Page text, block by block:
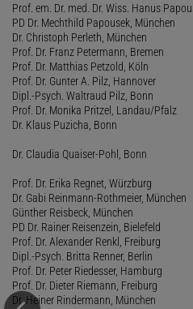
Prof. em. Dr. med. Dr. Wiss. Hanus
PD Dr. Mechthild Papousek, München
Dr. Christoph Perleth, München
Prof. Dr. Franz Petermann, Bremen
Prof. Dr. Matthias Petzold, Köln
Prof. Dr. Gunter A. Pilz, Hannover
Dipl.-Psych. Waltraud Pilz, Bonn
Prof. Dr. Monika Pritzel, Landau/Pfalz
Dr. Klaus Puzicha, Bonn
Dr. Claudia Quaiser-Pohl, Bonn
Prof. Dr. Erika Regnet, Würzburg
Dr. Gabi Reinmann-Rothmeier, München
Günther Reisbeck, München
PD Dr. Rainer Reisenzein, Bielefeld
Prof. Dr. Alexander Renkl, Freiburg
Dipl.-Psych. Britta Renner, Berlin
Prof. Dr. Peter Riedesser, Hamburg
Prof. Dr. Dieter Riemann, Freiburg
Dr. Heiner Rindermann, München